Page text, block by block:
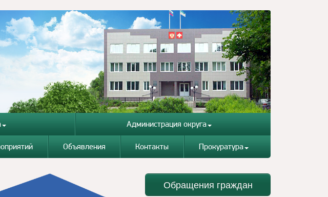
Администрация округа
Объявления Контакты Прокуратура
Обращения граждан